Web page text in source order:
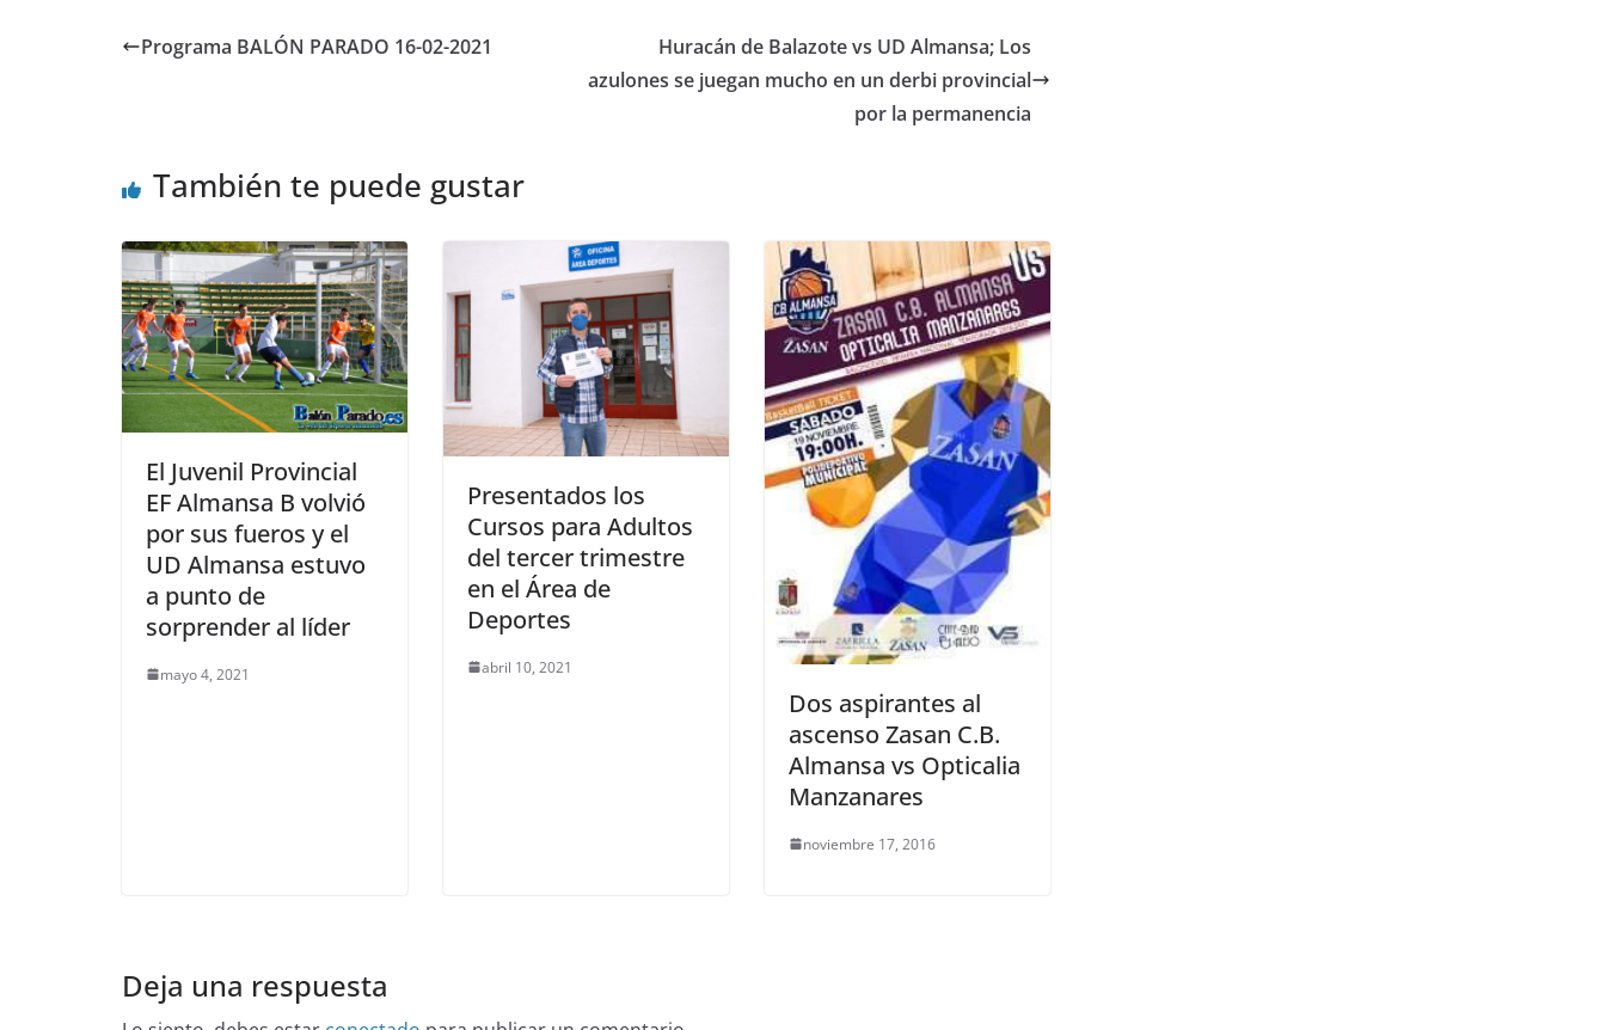
Programa BALÓN PARADO 16-02-2021
Huracán de Balazote vs UD Almansa; Los
azulones se juegan mucho en un derbi provincial
por la permanencia
También te puede gustar
El Juvenil Provincial
EF Almansa B volvió
por sus fueros y el
UD Almansa estuvo
a punto de
sorprender al líder
mayo 4, 2021
Presentados los
Cursos para Adultos
del tercer trimestre
en el Área de
Deportes
abril 10, 2021
Dos aspirantes al
ascenso Zasan C.B.
Almansa vs Opticalia
Manzanares
noviembre 17, 2016
Deja una respuesta